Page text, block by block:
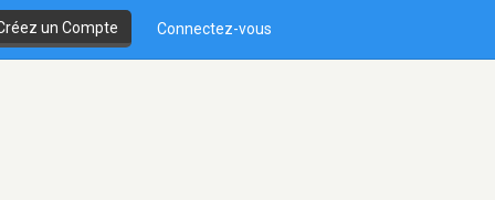
un Compte Connectez-vous